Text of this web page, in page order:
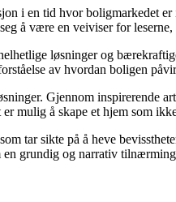
i en tid hvor boligmarkedet
å være en veiviser for
løsninger og
av hvordan boligen
Gjennom inspirerende
mulig å skape et hjem som
tar sikte på å heve
grundig og narrativ